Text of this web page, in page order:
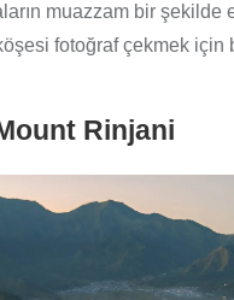
muazzam bir şekilde
fotoğraf çekmek için
Rinjani